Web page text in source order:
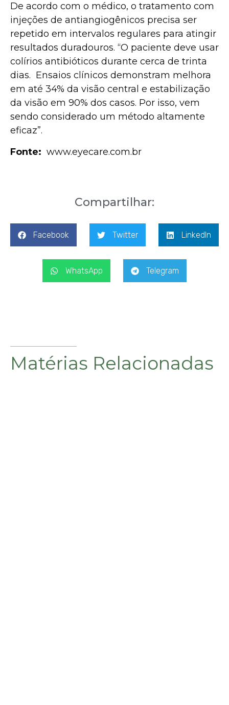
De acordo com o médico, o tratamento com
injeções de antiangiogênicos precisa ser
repetido em intervalos regulares para atingir
resultados duradouros. “O paciente deve usar
colírios antibióticos durante cerca de trinta
dias. Ensaios clínicos demonstram melhora
em até 34% da visão central e estabilização
da visão em 90% dos casos. Por isso, vem
sendo considerado um método altamente
eficaz”.
Fonte: www.eyecare.com.br
Compartilhar:
Facebook Twitter LinkedIn
WhatsApp Telegram
Matérias Relacionadas